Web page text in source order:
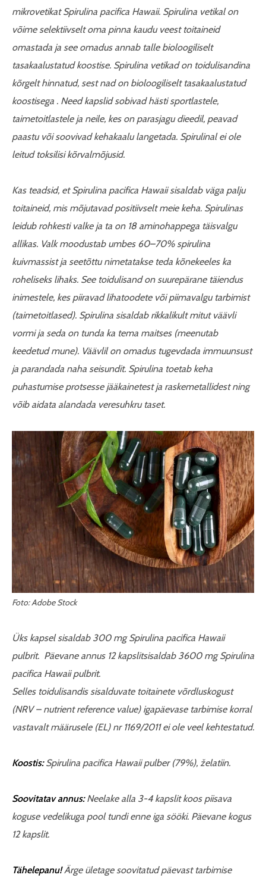
mikrovetikat Spirulina pacifica Hawaii. Spirulina vetikal on
võime selektiivselt oma pinna kaudu veest toitaineid
omastada ja see omadus annab talle bioloogiliselt
tasakaalustatud koostise. Spirulina vetikad on toidulisandina
kõrgelt hinnatud, sest nad on bioloogiliselt tasakaalustatud
koostisega . Need kapslid sobivad hästi sportlastele,
taimetoitlastele ja neile, kes on parasjagu dieedil, peavad
paastu või soovivad kehakaalu langetada. Spirulinal ei ole
leitud toksilisi kõrvalmõjusid.
Kas teadsid, et Spirulina pacifica Hawaii sisaldab väga palju
toitaineid, mis mõjutavad positiivselt meie keha. Spirulinas
leidub rohkesti valke ja ta on 18 aminohappega täisvalgu
allikas. Valk moodustab umbes 60–70% spirulina
kuivmassist ja seetõttu nimetatakse teda kõnekeeles ka
roheliseks lihaks. See toidulisand on suurepärane täiendus
inimestele, kes piiravad lihatoodete või piimavalgu tarbimist
(taimetoitlased). Spirulina sisaldab rikkalikult mitut väävli
vormi ja seda on tunda ka tema maitses (meenutab
keedetud mune). Väävlil on omadus tugevdada immuunsust
ja parandada naha seisundit. Spirulina toetab keha
puhastumise protsesse jääkainetest ja raskemetallidest ning
võib aidata alandada veresuhkru taset.
Foto: Adobe Stock
Üks kapsel sisaldab 300 mg Spirulina pacifica Hawaii
pulbrit. Päevane annus 12 kapslitsisaldab 3600 mgSpirulina
pacifica Hawaii pulbrit.
Selles toidulisandis sisalduvate toitainete võrdluskogust
(NRV–nutrient reference value) igapäevase tarbimise korral
vastavalt määrusele (EL) nr 1169/2011 ei ole veel kehtestatud.
Koostis:Spirulina pacifica Hawaii pulber (79%), želatiin.
Soovitatav annus:Neelake alla 3-4 kapslit koos piisava
koguse vedelikuga pool tundi enne iga sööki. Päevane kogus
12 kapslit.
Tähelepanu!Ärge ületage soovitatud päevast tarbimise